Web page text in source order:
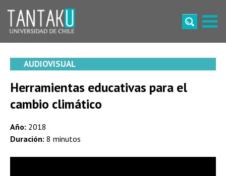
content
AUDIOVISUAL
Herramientas educativas para el
cambio climático
Año: 2018
Duración: 8 minutos